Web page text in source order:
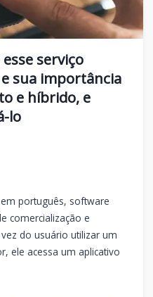
serviço
sua importância
e híbrido, e
lo
português, software
comercialização e
do usuário utilizar um
ele acessa um aplicativo